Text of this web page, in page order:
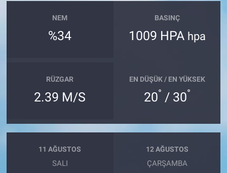
NEM
%34
BASINÇ
1009 HPA hpa
RÜZGAR
2.39 M/S
EN DÜŞÜK / EN YÜKSEK
20° / 30°
11 AĞUSTOS
SALI
12 AĞUSTOS
ÇARŞAMBA